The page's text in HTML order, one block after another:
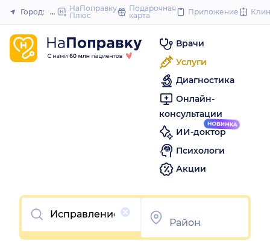
to
Закрыть
Город: ОмскНаПоправку
Плюс
Подарочная
карта
Приложение
Врачи
Услуги
Диагностика
Онлайн-
консультации
ИИ-доктор
Психологи
Акции
Очистить